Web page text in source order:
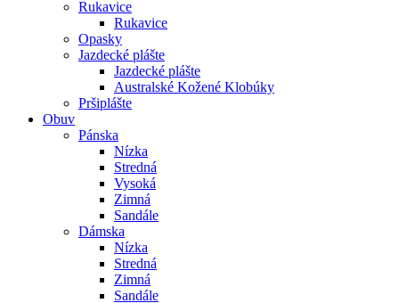
Rukavice
Rukavice
Opasky
Jazdecké plášte
Jazdecké plášte
Australské Kožené Klobúky
Pršiplášte
Obuv
Pánska
Nízka
Stredná
Vysoká
Zimná
Sandále
Dámska
Nízka
Stredná
Zimná
Sandále